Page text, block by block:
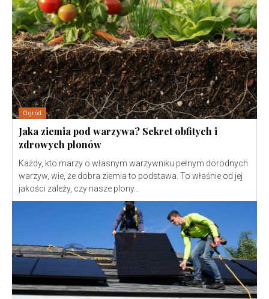
Ogród
Jaka ziemia pod warzywa? Sekret obfitych i
zdrowych plonów
Każdy, kto marzy o własnym warzywniku pełnym dorodnych
warzyw, wie, że dobra ziemia to podstawa. To właśnie od jej
jakości zależy, czy nasze plony...